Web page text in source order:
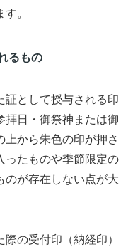
。
るもの
証として授与される印
拝日・御祭神または御
から朱色の印が押さ
ったものや季節限定の
のが存在しない点が大
の受付印（納経印）